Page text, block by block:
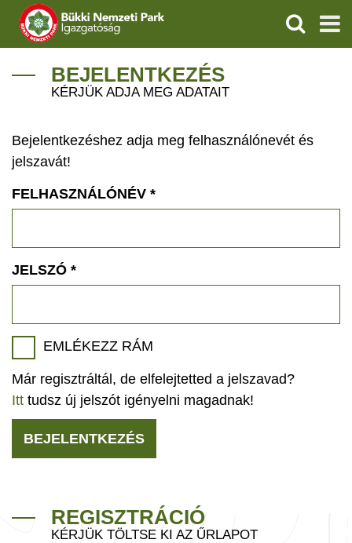
IGAZGATÓSÁG
VÍZVÉDELEM
ÖKOTURIZMUS
GEOPARKOK
KERESÉS
BEJELENTKEZÉS
KÉRJÜK ADJA MEG ADATAIT
Bejelentkezéshez adja meg felhasználónevét és
jelszavát!
FELHASZNÁLÓNÉV *
JELSZÓ *
EMLÉKEZZ RÁM
Már regisztráltál, de elfelejtetted a jelszavad?
Itt tudsz új jelszót igényelni magadnak!
BEJELENTKEZÉS
REGISZTRÁCIÓ
KÉRJÜK TÖLTSE KI AZ ŰRLAPOT